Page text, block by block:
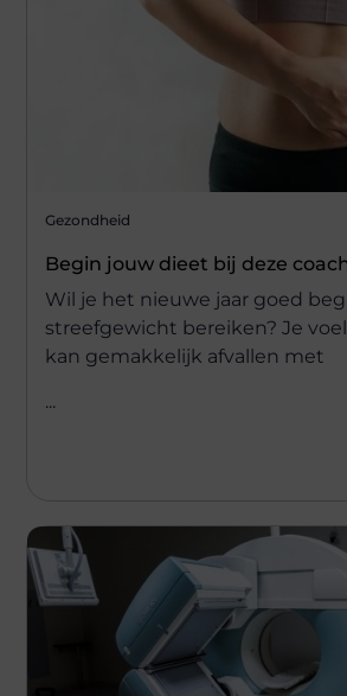
Gezondheid
Begin jouw dieet bij deze
Wil je het nieuwe jaar goed
streefgewicht bereiken? Je
kan gemakkelijk afvallen met
...